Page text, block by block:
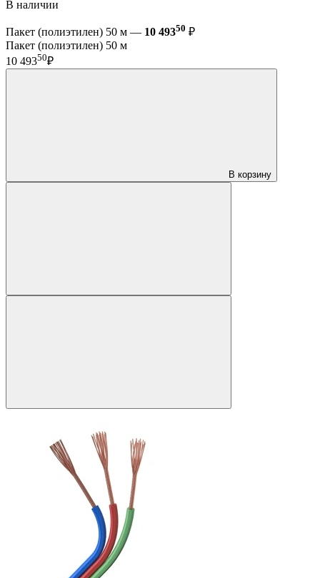
В наличии
Пакет (полиэтилен) 50 м — 10 49350 ₽
Пакет (полиэтилен) 50 м
10 49350₽
В корзину